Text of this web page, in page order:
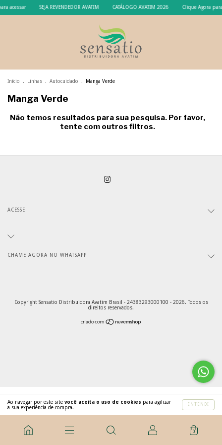
acessar SEJA REVENDEDOR AVATIM CATÁLOGO AVATIM 2026 Clique Agora
Ao navegar por este site você aceita o uso de cookies para agilizar
a sua experiência de compra.
ENTENDI
0
Início . Linhas . Autocuidado . Manga Verde
Manga Verde
Não temos resultados para sua pesquisa. Por favor,
tente com outros filtros.
ACESSE
CHAME AGORA NO WHATSAPP
Copyright Sensatio Distribuidora Avatim Brasil - 24383293000100 - 2026. Todos os
direitos reservados.